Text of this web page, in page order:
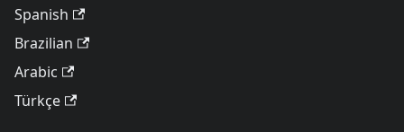
Spanish
Brazilian
Arabic
Türkçe